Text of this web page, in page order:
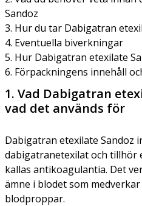
Sandoz
3. Hur du tar Dabigatran
4. Eventuella biverkningar
5. Hur Dabigatran etexilate
6. Förpackningens innehåll
1. Vad Dabigatran
vad det används för
Dabigatran etexilate Sandoz
dabigatranetexilat och tillhör
kallas antikoagulantia. Det
ämne i blodet som
blodproppar.